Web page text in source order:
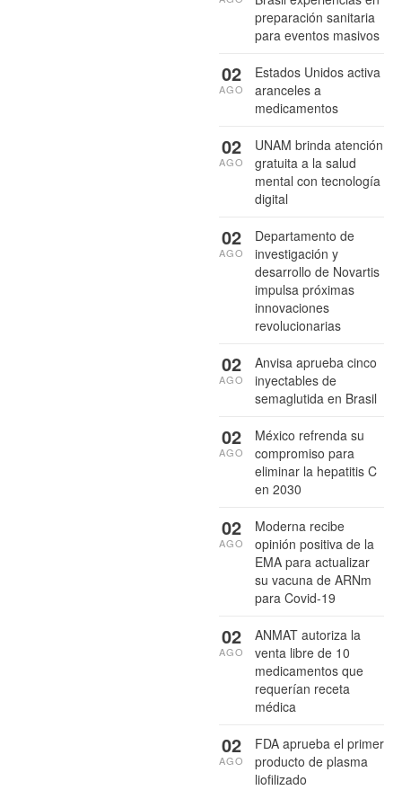
preparación sanitaria
para eventos masivos
Estados Unidos activa
aranceles a
medicamentos
02
AGO
UNAM brinda atención
gratuita a la salud
mental con tecnología
digital
02
AGO
Departamento de
investigación y
desarrollo de Novartis
impulsa próximas
innovaciones
revolucionarias
02
AGO
Anvisa aprueba cinco
inyectables de
semaglutida en Brasil
02
AGO
México refrenda su
compromiso para
eliminar la hepatitis C
en 2030
02
AGO
Moderna recibe
opinión positiva de la
EMA para actualizar
su vacuna de ARNm
para Covid-19
02
AGO
ANMAT autoriza la
venta libre de 10
medicamentos que
requerían receta
médica
02
AGO
FDA aprueba el primer
producto de plasma
liofilizado
02
AGO